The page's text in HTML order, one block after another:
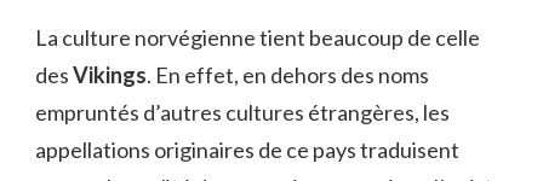
La culture norvégienne tient beaucoup de celle
desVikings. En effet, en dehors des noms
empruntés d’autres cultures étrangères, les
appellations originaires de ce pays traduisent